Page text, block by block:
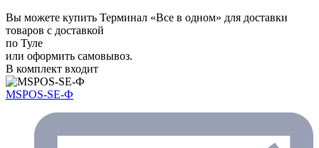
Вы можете купить Терминал «Все в одном» для доставки
товаров с доставкой
по Туле
или оформить самовывоз.
В комплект входит
MSPOS-SE-Ф